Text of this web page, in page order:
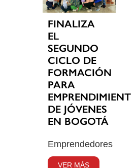
FINALIZA
EL
SEGUNDO
CICLO DE
FORMACIÓN
PARA
DE JÓVENES
EN BOGOTÁ
Emprendedores
VER MÁS